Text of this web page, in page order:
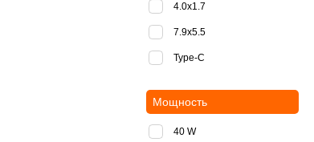
4.0x1.7
7.9x5.5
Type-C
Мощность
40 W